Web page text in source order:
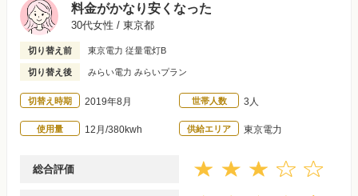
料金がかなり安くなった
30代女性 / 東京都
切り替え前 東京電力 従量電灯B
切り替え後 みらい電力 みらいプラン
切替え時期 2019年8月 世帯人数 3人
使用量 12月/380kwh 供給エリア 東京電力
総合評価